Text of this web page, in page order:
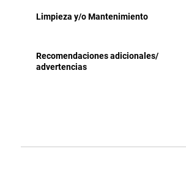
Limpieza y/o Mantenimiento
Recomendaciones adicionales/
advertencias